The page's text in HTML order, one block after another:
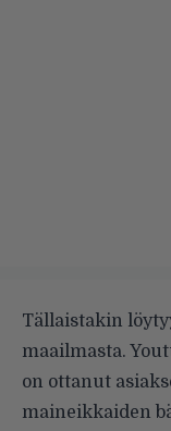
Tällaistakin
maailmasta.
on ottanut
maineikkaiden